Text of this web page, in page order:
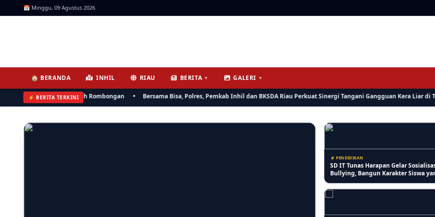
📅 Minggu, 09 Agustus 2026
🏠 BERANDA INHIL RIAU BERITA ▼ GALERI ▼
⚡ BERITA TERKINI
Inhil Gelar Ziarah Rombongan•Bersama Bisa, Polres, Pemkab Inhil dan BKSDA Riau Perkuat Sinergi Tangani Gangguan Kera Liar di
SD IT Tunas Harapan Gelar
Bullying, Bangun Karakter Siswa
⚡ BERITA
Bersama Bisa, Polres, Pemkab Inhil
BKSDA Riau Perkuat Sinergi Tangani